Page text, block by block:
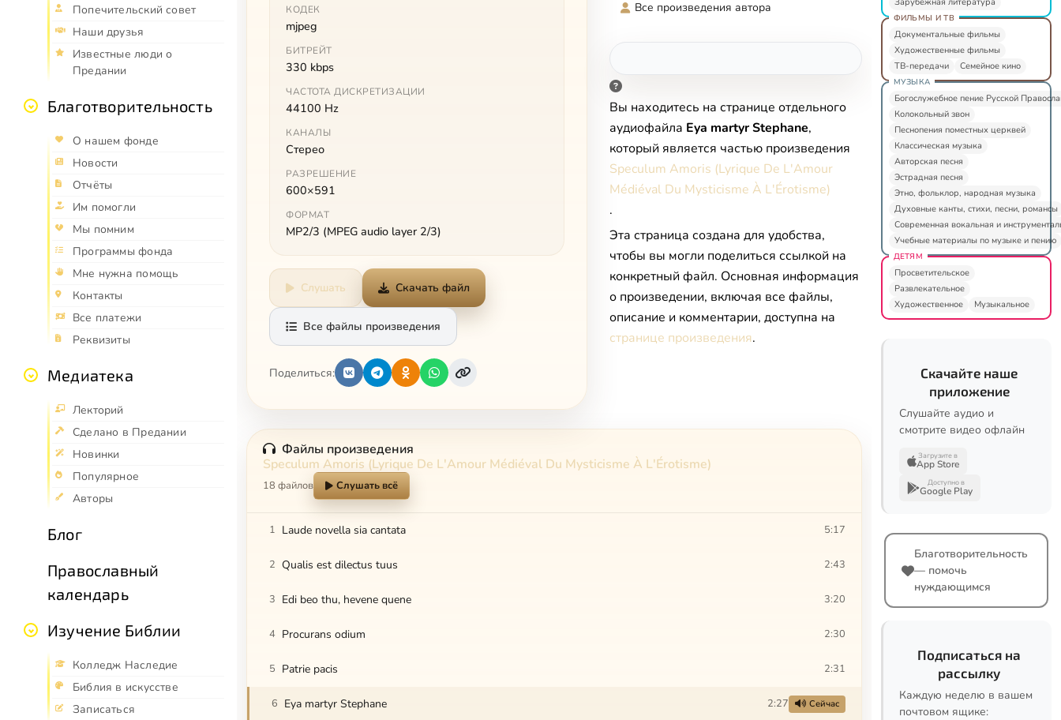
Попечительский совет
Наши друзья
Известные люди о
Предании
Благотворительность
О нашем фонде
Новости
Отчёты
Им помогли
Мы помним
Программы фонда
Мне нужна помощь
Контакты
Все платежи
Реквизиты
Медиатека
Лекторий
Сделано в Предании
Новинки
Популярное
Авторы
Блог
Православный
календарь
Изучение Библии
Колледж Наследие
Библия в искусстве
Записаться
КОДЕК
mjpeg
БИТРЕЙТ
330 kbps
ЧАСТОТА ДИСКРЕТИЗАЦИИ
44100 Hz
КАНАЛЫ
Стерео
РАЗРЕШЕНИЕ
600×591
ФОРМАТ
MP2/3 (MPEG audio layer 2/3)
Слушать Скачать файл
Все файлы произведения
Поделиться:
Все произведения автора
Вы находитесь на странице отдельного
аудиофайла Eya martyr Stephane,
который является частью произведения
Speculum Amoris (Lyrique De L'Amour
Médiéval Du Mysticisme À L'Érotisme)
.
Эта страница создана для удобства,
чтобы вы могли поделиться ссылкой на
конкретный файл. Основная информация
о произведении, включая все файлы,
описание и комментарии, доступна на
странице произведения.
Файлы произведения
Speculum Amoris (Lyrique De L'Amour Médiéval Du Mysticisme À L'Érotisme)
18 файлов Слушать всё
1 Laude novella sia cantata 5:17
2 Qualis est dilectus tuus 2:43
3 Edi beo thu, hevene quene 3:20
4 Procurans odium 2:30
5 Patrie pacis 2:31
6 Eya martyr Stephane 2:27 Сейчас
ФИЛЬМЫ И ТВ
Документальные фильмы
Художественные фильмы
ТВ-передачи
Семейное кино
МУЗЫКА
Богослужебное пение Русской
Колокольный звон
Песнопения поместных церквей
Классическая музыка
Авторская песня
Эстрадная песня
Этно, фольклор, народная музыка
Духовные канты, стихи, песни, романсы
Современная вокальная и
Учебные материалы по музыке и пению
ДЕТЯМ
Просветительское
Развлекательное
Художественное
Музыкальное
Скачайте наше
приложение
Слушайте аудио и
смотрите видео офлайн
Загрузите в
App Store
Доступно в
Google Play
Благотворительность
— помочь
нуждающимся
Подписаться на
рассылку
Каждую неделю в вашем
почтовом ящике: